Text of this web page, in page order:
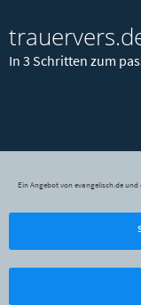
In 3 Schritten zum
Ein Angebot von evangelisch.de